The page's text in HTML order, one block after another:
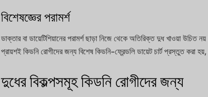
বিশেষজ্ঞের পরামর্শ
ডাক্তার বা ডায়েটিশিয়ানের পরামর্শ ছাড়া নিজে থেকে অতিরিক্ত দুধ খাওয়া উচিত
প্রায়শই কিডনি রোগীদের জন্য বিশেষ কিডনি-ফ্রেন্ডলি ডায়েট চার্ট প্রস্তুত করা
দুধের বিকল্পসমূহ কিডনি রোগীদের জন্য